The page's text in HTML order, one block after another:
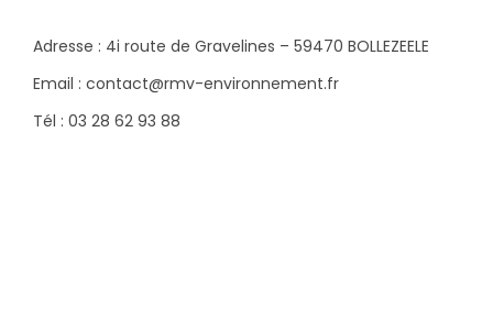
Adresse : 4i route de Gravelines – 59470 BOLLEZEELE
Email : contact@rmv-environnement.fr
Tél : 03 28 62 93 88